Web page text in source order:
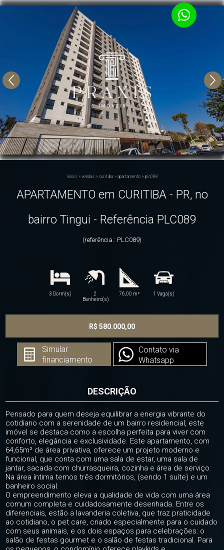
início> vendas> curitiba> apartamento> plc089
APARTAMENTO em CURITIBA - PR, no
bairro Tingui - Referência PLC089
(referência.: PLC089)
3 Dorm(s)
2
Banheiro(s)
76,00 m² 1 Vaga(s)
R$ 580.000,00
Simular
financiamento
Contato via
Whatsapp
DESCRIÇÃO
Pensado para quem deseja equilibrar a energia vibrante do
cotidiano com a serenidade de um bairro residencial, este
imóvel se destaca como a escolha perfeita para viver com
conforto, elegância e exclusividade. Este apartamento, com
64,65m² de área privativa, oferece um projeto moderno e
funcional, que conta com uma sala de estar, uma sala de
jantar, sacada com churrasqueira, cozinha e área de serviço.
Na área íntima temos três dormitórios, (sendo 1 suíte) e um
banheiro social.
O empreendimento eleva a qualidade de vida com uma área
comum completa e cuidadosamente desenhada. Entre os
diferenciais, estão a lavanderia coletiva, que traz praticidade
ao cotidiano, o pet care, criado especialmente para o cuidado
com seus animais, e os dois espaços para celebrações: o
salão de festas gourmet e o salão de festas tradicional. Para